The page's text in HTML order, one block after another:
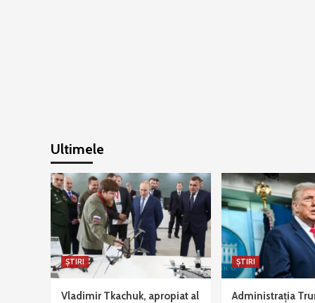
Ultimele
ȘTIRI
Vladimir Tkachuk, apropiat al
ȘTIRI
Administrația